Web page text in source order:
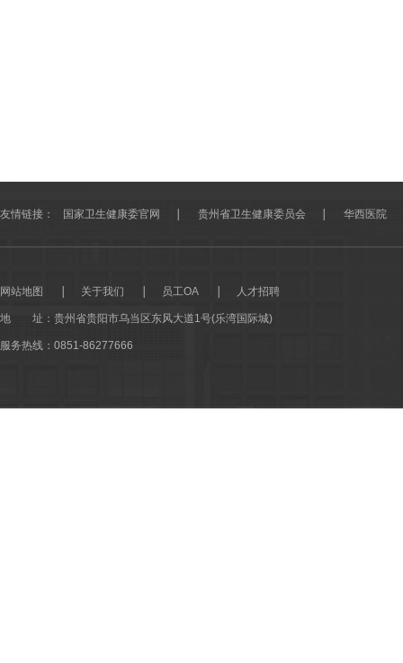
友情链接： 国家卫生健康委官网 贵州省卫生健康委员会 华西医院
网站地图 关于我们 员工OA 人才招聘
地 址： 贵州省贵阳市乌当区东风大道1号(乐湾国际城)
服务热线：0851-86277666